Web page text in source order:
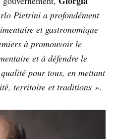
Pietrini a profondément
et gastronomique
à promouvoir le
et à défendre le
pour tous, en mettant
territoire et traditions ».